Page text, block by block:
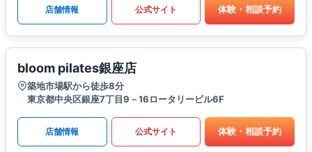
店舗情報 公式サイト 体験・相談予約
bloom pilates銀座店
築地市場駅から徒歩8分
東京都中央区銀座7丁目9－16ロータリービル6F
店舗情報 公式サイト 体験・相談予約